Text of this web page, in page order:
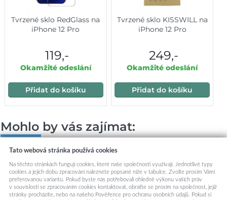
Tvrzené sklo RedGlass na
iPhone 12 Pro
119,-
Okamžité odeslání
Přidat do košíku
Tvrzené sklo KISSWILL na
iPhone 12 Pro
249,-
Okamžité odeslání
Přidat do košíku
Mohlo by vás zajímat:
Tato webová stránka používá cookies
Na těchto stránkách fungují cookies, které naše společnosti využívají. Jednotlivé typy
cookies a jejich dobu zpracování naleznete popsané níže v tabulce. Zvolte prosím Vámi
preferovanou variantu. Pokud byste nás potřebovali ohledně výkonu vašich práv
v souvislosti se zpracováním cookies kontaktovat, obraťte se prosím na společnost, jejíž
stránky procházíte, nebo na našeho Pověřence pro ochranu osobních údajů. Pokud si